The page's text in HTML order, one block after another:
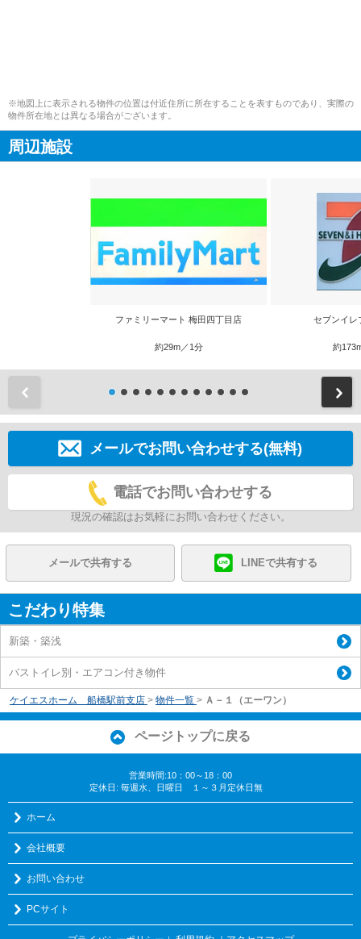
※地図上に表示される物件の位置は付近住所に所在することを表すものであり、実際の
物件所在地とは異なる場合がございます。
周辺施設
ファミリーマート 梅田四丁目店
約29m／1分
セブンイレ
約
メールでお問い合わせする(無料)
電話でお問い合わせする
現況の確認はお気軽にお問い合わせください。
メールで共有する LINEで共有する
こだわり特集
新築・築浅
バストイレ別・エアコン付き物件
ケイエスホーム 船橋駅前支店 > 物件一覧 > Ａ－１（エーワン）
ページトップに戻る
営業時間:10：00～18：00
定休日: 毎週水、日曜日 １～３月定休日無
ホーム
会社概要
お問い合わせ
PCサイト